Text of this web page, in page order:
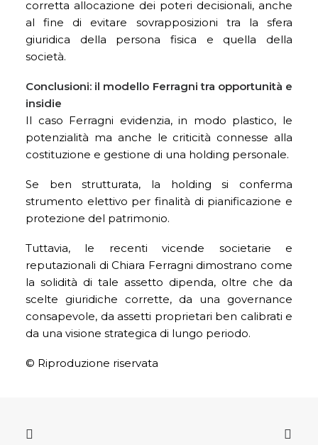
corretta allocazione dei poteri decisionali, anche
al fine di evitare sovrapposizioni tra la sfera
giuridica della persona fisica e quella della
società.
Conclusioni: il modello Ferragni tra opportunità e
insidie
Il caso Ferragni evidenzia, in modo plastico, le
potenzialità ma anche le criticità connesse alla
costituzione e gestione di una holding personale.
Se ben strutturata, la holding si conferma
strumento elettivo per finalità di pianificazione e
protezione del patrimonio.
Tuttavia, le recenti vicende societarie e
reputazionali di Chiara Ferragni dimostrano come
la solidità di tale assetto dipenda, oltre che da
scelte giuridiche corrette, da una governance
consapevole, da assetti proprietari ben calibrati e
da una visione strategica di lungo periodo.
© Riproduzione riservata